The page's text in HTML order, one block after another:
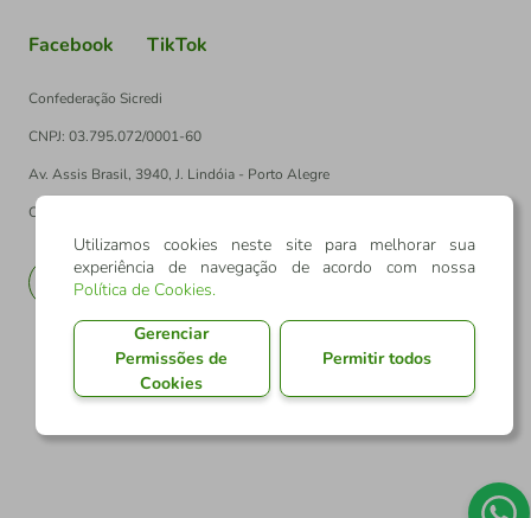
Facebook TikTok
Confederação Sicredi
CNPJ: 03.795.072/0001-60
Av. Assis Brasil, 3940, J. Lindóia - Porto Alegre
CEP: 91010-003
EN
Utilizamos cookies neste site para melhorar sua
experiência de navegação de acordo com nossa
Política de Cookies.
Gerenciar
Permissões de
Cookies
Permitir todos